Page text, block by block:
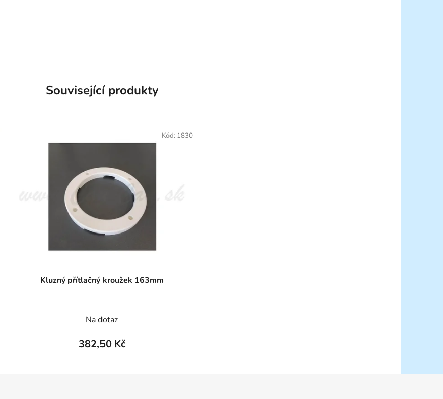
Související produkty
Kluzný přítlačný kroužek 163mm
Na dotaz
382,50 Kč
Kód: 1830